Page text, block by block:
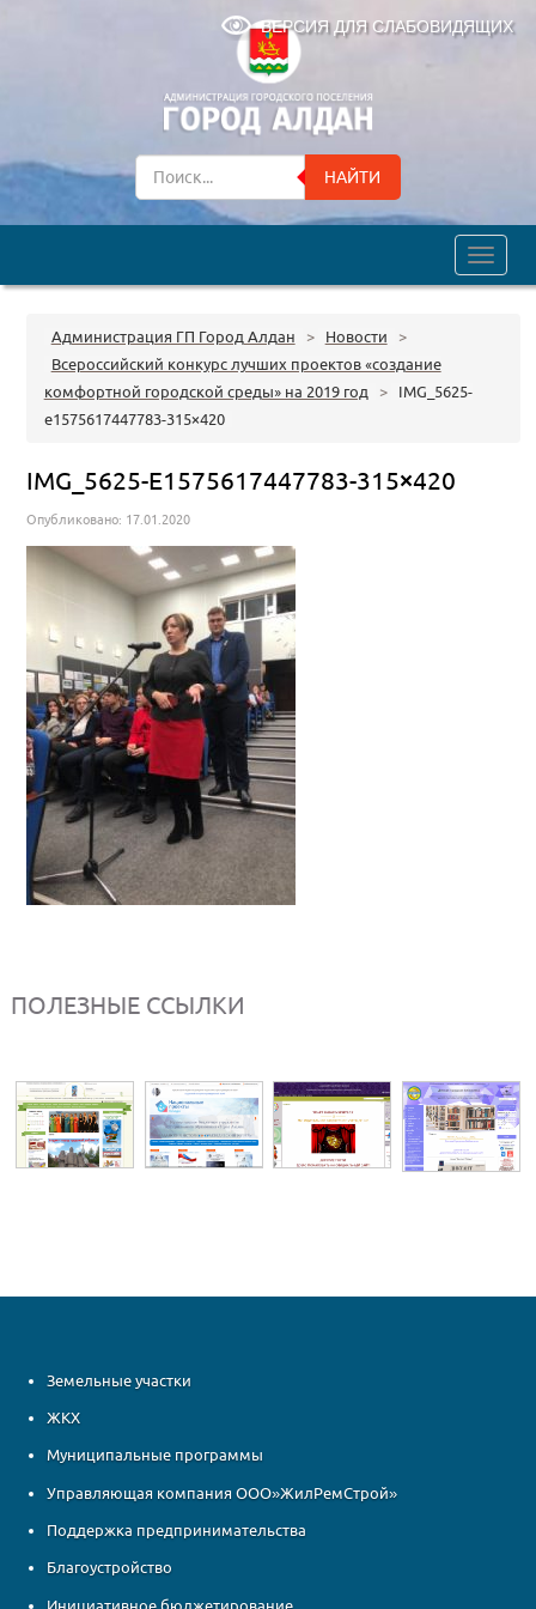
ВЕРСИЯ ДЛЯ СЛАБОВИДЯЩИХ
НАЙТИ
trk
Администрация ГП Город Алдан > Новости
>
Всероссийский конкурс лучших проектов «создание
комфортной городской среды» на 2019 год
>
IMG_5625-
e1575617447783-315×420
IMG_5625-E1575617447783-315×420
Опубликовано: 17.01.2020
ПОЛЕЗНЫЕ ССЫЛКИ
Земельные участки
ЖКХ
Муниципальные программы
Управляющая компания ООО»ЖилРемСтрой»
Поддержка предпринимательства
Благоустройство
Инициативное бюджетирование